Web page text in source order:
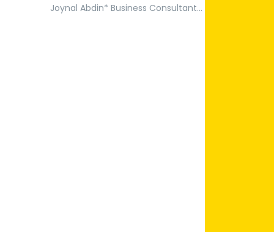
Joynal Abdin* Business Consultant